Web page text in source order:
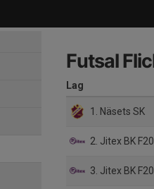
Futsal
Lag
1. Näsets SK
2. Jitex BK
3. Jitex BK